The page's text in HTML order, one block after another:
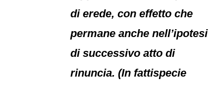
di erede, con effetto che
permane anche nell’ipotesi
di successivo atto di
rinuncia. (In fattispecie